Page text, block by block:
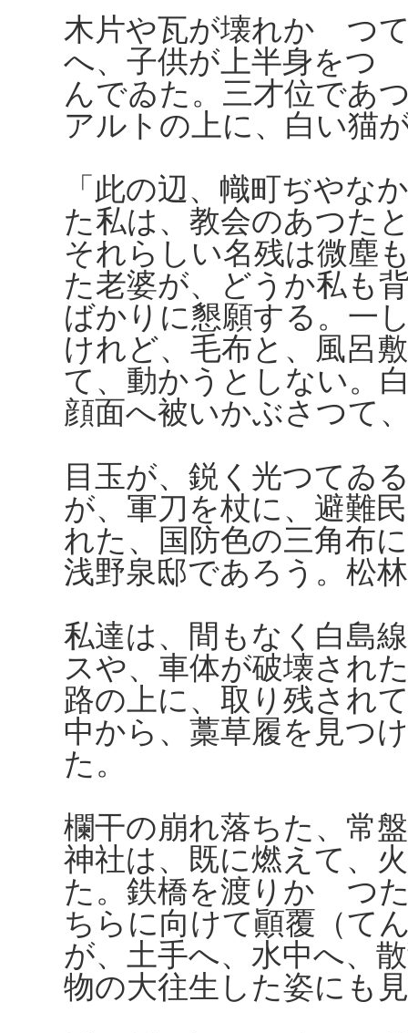
木片や瓦が壊れかゝつ
へ、子供が上半身をつ
んでゐた。三才位であ
アルトの上に、白い猫
「此の辺、幟町ぢやな
た私は、教会のあつた
それらしい名残は微塵
た老婆が、どうか私も
ばかりに懇願する。一
けれど、毛布と、風呂
て、動かうとしない。
顔面へ被いかぶさつて
目玉が、鋭く光つてゐ
が、軍刀を杖に、避難
れた、国防色の三角布
浅野泉邸であろう。松
私達は、間もなく白島
スや、車体が破壊され
路の上に、取り残され
中から、藁草履を見つ
た。
欄干の崩れ落ちた、常
神社は、既に燃えて、
た。鉄橋を渡りかゝつ
ちらに向けて顚覆（て
が、土手へ、水中へ、
物の大往生した姿にも